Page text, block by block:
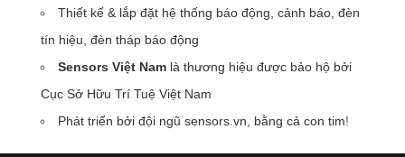
Thiết kế & lắp đặt hệ thống báo động, cảnh báo, đèn
tín hiệu, đèn tháp báo động
Sensors Việt Nam là thương hiệu được bảo hộ bởi
Cục Sở Hữu Trí Tuệ Việt Nam
Phát triển bởi đội ngũ sensors.vn, bằng cả con tim!